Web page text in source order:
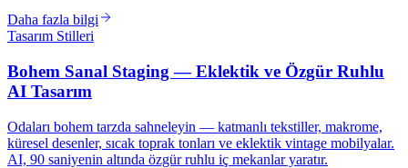
Daha fazla bilgi
Tasarım Stilleri
Bohem Sanal Staging — Eklektik ve Özgür Ruhlu
AI Tasarım
Odaları bohem tarzda sahneleyin — katmanlı tekstiller, makrome,
küresel desenler, sıcak toprak tonları ve eklektik vintage mobilyalar.
AI, 90 saniyenin altında özgür ruhlu iç mekanlar yaratır.